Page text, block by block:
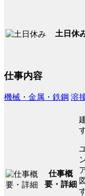
土日休
仕事内容
機械・金属・鉄鋼 溶
仕事概
要・詳細